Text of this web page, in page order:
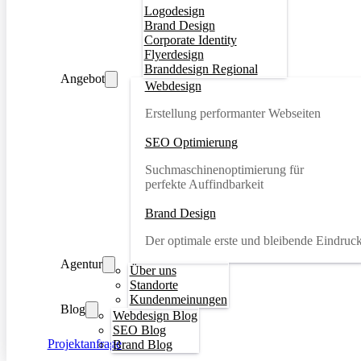
Logodesign
Brand Design
Corporate Identity
Flyerdesign
Branddesign Regional
Angebot
Webdesign
Erstellung performanter Webseiten
SEO Optimierung
Suchmaschinenoptimierung für
perfekte Auffindbarkeit
Brand Design
Der optimale erste und bleibende
Agentur
Über uns
Standorte
Kundenmeinungen
Blog
Webdesign Blog
SEO Blog
Brand Blog
Projektanfrage